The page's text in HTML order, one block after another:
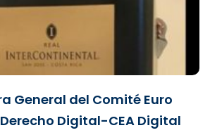
General del Comité Euro
Digital-CEA Digital